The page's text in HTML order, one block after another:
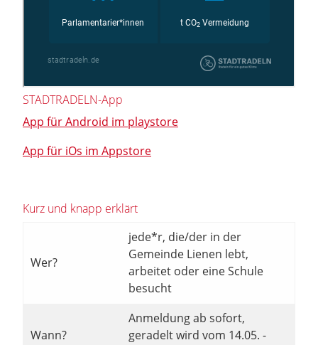
STADTRADELN-App
App für Android im playstore
App für iOs im Appstore
Kurz und knapp erklärt
Wer?
jede*r, die/der in der
Gemeinde Lienen lebt,
arbeitet oder eine Schule
besucht
Wann?
Anmeldung ab sofort,
geradelt wird vom 14.05. -